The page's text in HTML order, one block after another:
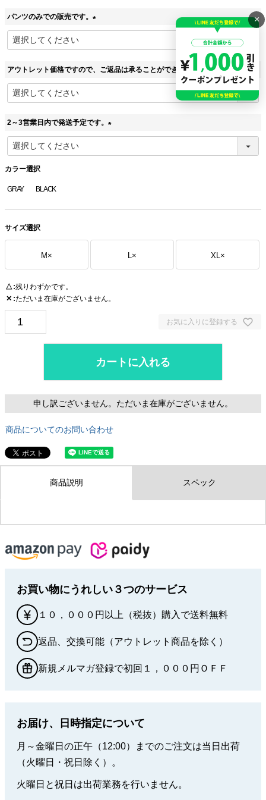
パンツのみでの販売です。
(
)
アウトレット価格ですので、ご返品は承ることができません。
(
必
2～3営業日内で発送予定です。
(
カラー選択
GRAY BLACK
サイズ選択
M × × XL ×
△ 残りわずかです。
✕ ただいま在庫がございません。
お気に入りに登録する
カートに入れる
申し訳ございません。ただいま在庫がございません。
商品についてのお問い合わせ
商品説明 スペック
お買い物にうれしい３つのサービス
１０，０００円以上（税抜）購入で送料無料
返品、交換可能（アウトレット商品を除く）
新規メルマガ登録で初回１，０００円ＯＦＦ
お届け、日時指定について
月～金曜日の正午（12:00）までのご注文は当日出荷
（火曜日・祝日除く）。
火曜日と祝日は出荷業務を行いません。
×